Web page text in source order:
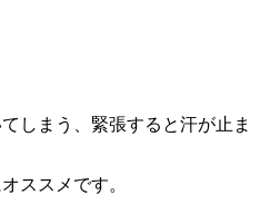
しまう、緊張すると汗が止ま
ススメです。